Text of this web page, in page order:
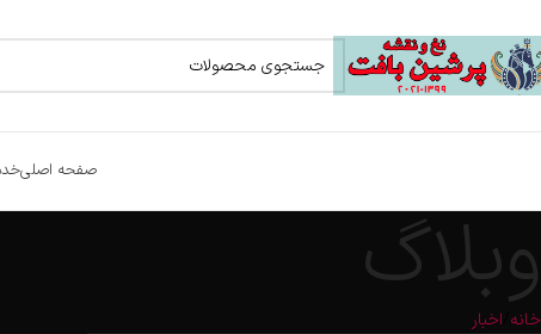
صفحه اصلی
وبلاگ
خانه اخبار